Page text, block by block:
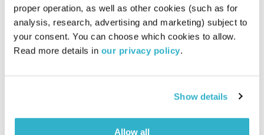
proper operation, as well as other cookies (such as for
analysis, research, advertising and marketing) subject to
your consent. You can choose which cookies to allow.
Read more details in our privacy policy.
Show details
Allow all
לצלול לתוך פסקול
דידי ארז
00:57:48